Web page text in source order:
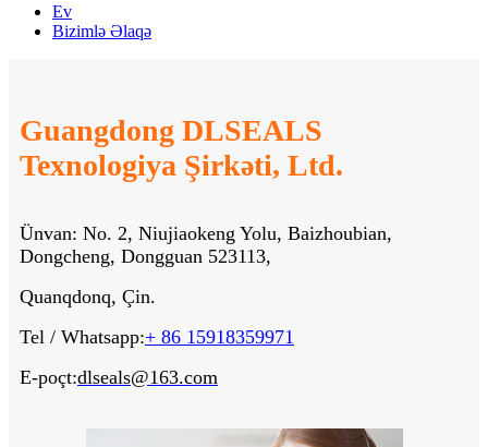
Ev
Bizimlə Əlaqə
Guangdong DLSEALS
Texnologiya Şirkəti, Ltd.
Ünvan: No. 2, Niujiaokeng Yolu, Baizhoubian,
Dongcheng, Dongguan 523113,
Quanqdonq, Çin.
Tel / Whatsapp:+ 86 15918359971
E-poçt:dlseals@163.com